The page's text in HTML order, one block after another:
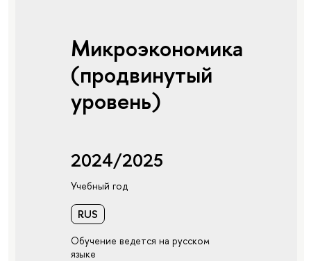
Микроэкономика
(продвинутый
уровень)
2024/2025
Учебный год
RUS
Обучение ведется на русском
языке